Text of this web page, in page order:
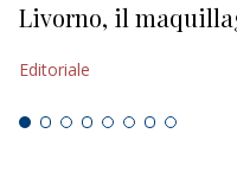
Livorno, il
Editoriale